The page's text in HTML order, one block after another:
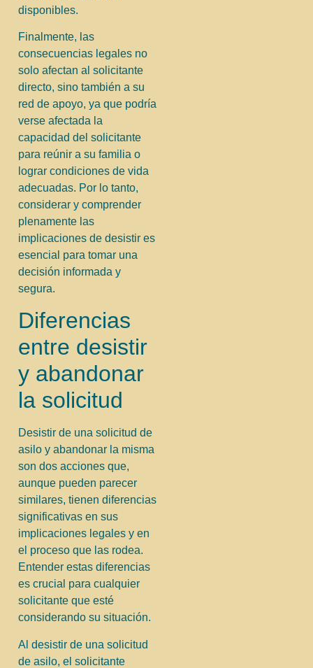
disponibles.
Finalmente, las
consecuencias legales no
solo afectan al solicitante
directo, sino también a su
red de apoyo, ya que podría
verse afectada la
capacidad del solicitante
para reúnir a su familia o
lograr condiciones de vida
adecuadas. Por lo tanto,
considerar y comprender
plenamente las
implicaciones de desistir es
esencial para tomar una
decisión informada y
segura.
Diferencias
entre desistir
y abandonar
la solicitud
Desistir de una solicitud de
asilo y abandonar la misma
son dos acciones que,
aunque pueden parecer
similares, tienen diferencias
significativas en sus
implicaciones legales y en
el proceso que las rodea.
Entender estas diferencias
es crucial para cualquier
solicitante que esté
considerando su situación.
Al desistir de una solicitud
de asilo, el solicitante